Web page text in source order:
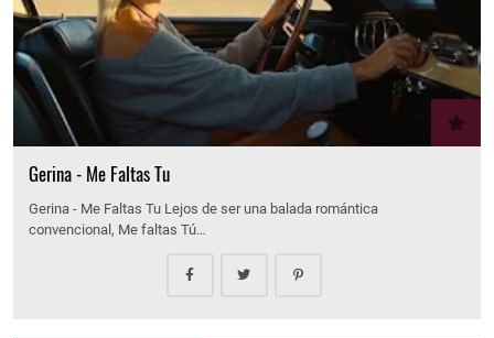
Gerina - Me Faltas Tu
Gerina - Me Faltas Tu Lejos de ser una balada romántica
convencional, Me faltas Tú…